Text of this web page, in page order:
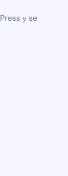
y se